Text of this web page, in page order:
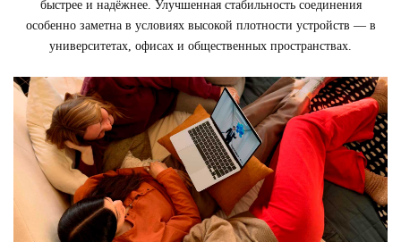
быстрее и надёжнее. Улучшенная стабильность соединения
особенно заметна в условиях высокой плотности устройств — в
университетах, офисах и общественных пространствах.